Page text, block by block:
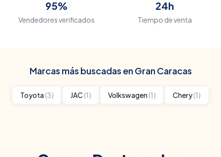
95%
Vendedores verificados
24h
Tiempo de venta
Marcas más buscadas enGran Caracas
Toyota(3) JAC(1) Volkswagen(1) Chery(1)